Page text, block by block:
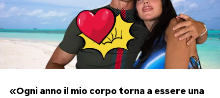
«Ogni anno il mio corpo torna a essere una